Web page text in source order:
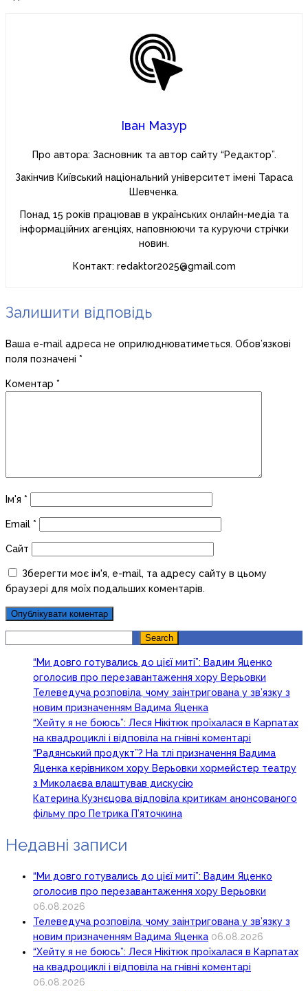
Іван Мазур
Про автора: Засновник та автор сайту “Редактор”.
Закінчив Київський національний університет імені Тараса
Шевченка.
Понад 15 років працював в українських онлайн-медіа та
інформаційних агенціях, наповнюючи та куруючи стрічки
новин.
Контакт: redaktor2025@gmail.com
Залишити відповідь
Ваша e-mail адреса не оприлюднюватиметься. Обов’язкові
поля позначені *
Коментар *
Ім'я *
Email *
Сайт
Зберегти моє ім'я, e-mail, та адресу сайту в цьому
браузері для моїх подальших коментарів.
Search
“Ми довго готувались до цієї миті”: Вадим Яценко
оголосив про перезавантаження хору Верьовки
Телеведуча розповіла, чому заінтригована у зв’язку з
новим призначенням Вадима Яценка
“Хейту я не боюсь”: Леся Нікітюк проїхалася в Карпатах
на квадроциклі і відповіла на гнівні коментарі
“Радянський продукт”? На тлі призначення Вадима
Яценка керівником хору Верьовки хормейстер театру
з Миколаєва влаштував дискусію
Катерина Кузнєцова відповіла критикам анонсованого
фільму про Петрика П’яточкина
Недавні записи
“Ми довго готувались до цієї миті”: Вадим Яценко
оголосив про перезавантаження хору Верьовки
06.08.2026
Телеведуча розповіла, чому заінтригована у зв’язку з
новим призначенням Вадима Яценка 06.08.2026
“Хейту я не боюсь”: Леся Нікітюк проїхалася в Карпатах
на квадроциклі і відповіла на гнівні коментарі
06.08.2026